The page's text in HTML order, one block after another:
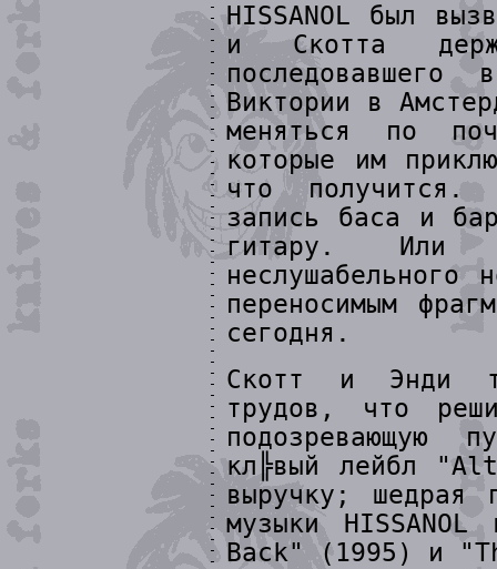
HISSANOL был
и Скотта
Виктории в
меняться по
которые им
что получится.
запись баса и
гитару. Или
переносимым
сегодня.
Скотт и Энди
трудов, что
подозревающую
кл╠вый лейбл
выручку; шедрая
музыки
Back" (1995) и